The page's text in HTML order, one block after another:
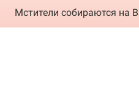
Мстители собираются на